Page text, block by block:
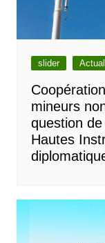
slider
mineurs
question
Hautes